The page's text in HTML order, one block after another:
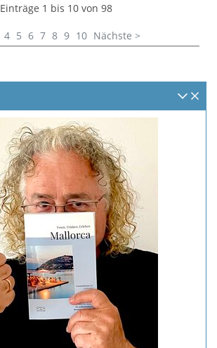
Einträge 1 bis 10 von 98
4 5 6 7 8 9 10 Nächste >